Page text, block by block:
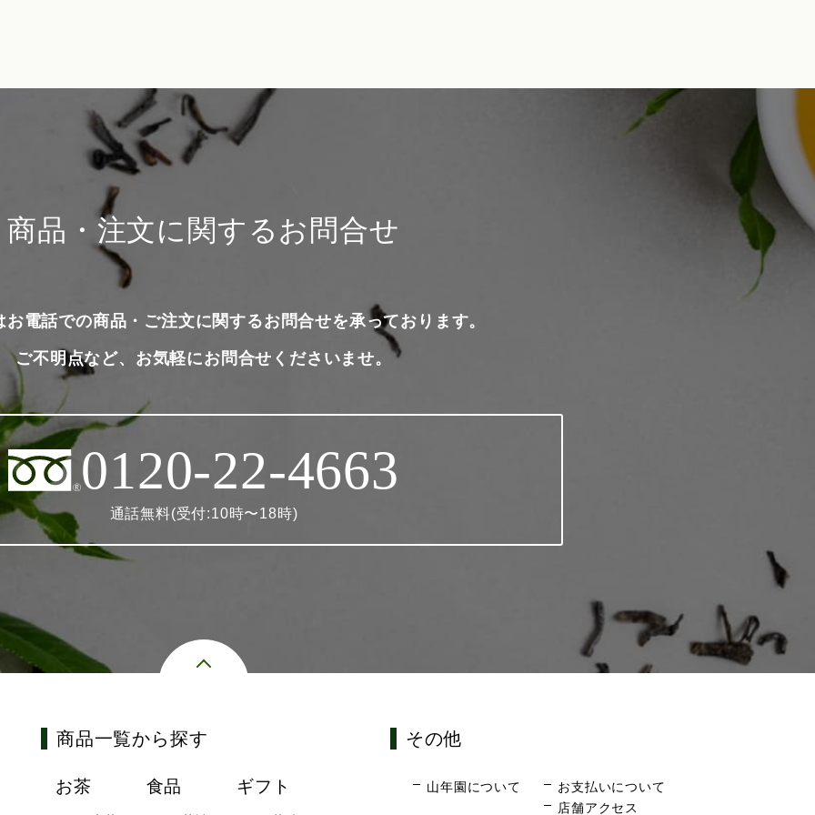
商品・注文に関するお問合せ
お電話での商品・ご注文に関するお問合せを承っております。
ご不明点など、お気軽にお問合せくださいませ。
0120-22-4663
通話無料(受付:10時〜18時)
商品一覧から探す
お茶 食品 ギフト
その他
山年園について
お支払いについて
店舗アクセス